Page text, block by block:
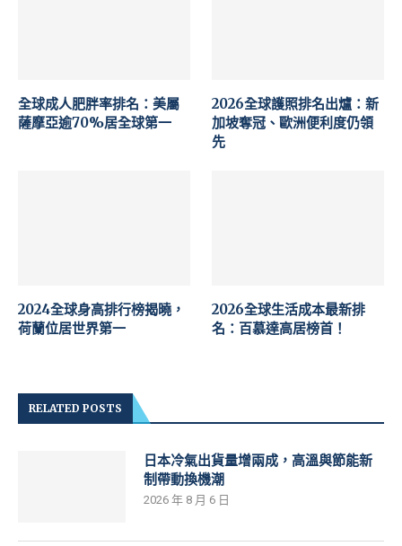
全球成人肥胖率排名：美屬
薩摩亞逾70%居全球第一
2026全球護照排名出爐：新
加坡奪冠、歐洲便利度仍領
先
2024全球身高排行榜揭曉，
荷蘭位居世界第一
2026全球生活成本最新排
名：百慕達高居榜首！
RELATED POSTS
日本冷氣出貨量增兩成，高溫與節能新
制帶動換機潮
2026 年 8 月 6 日